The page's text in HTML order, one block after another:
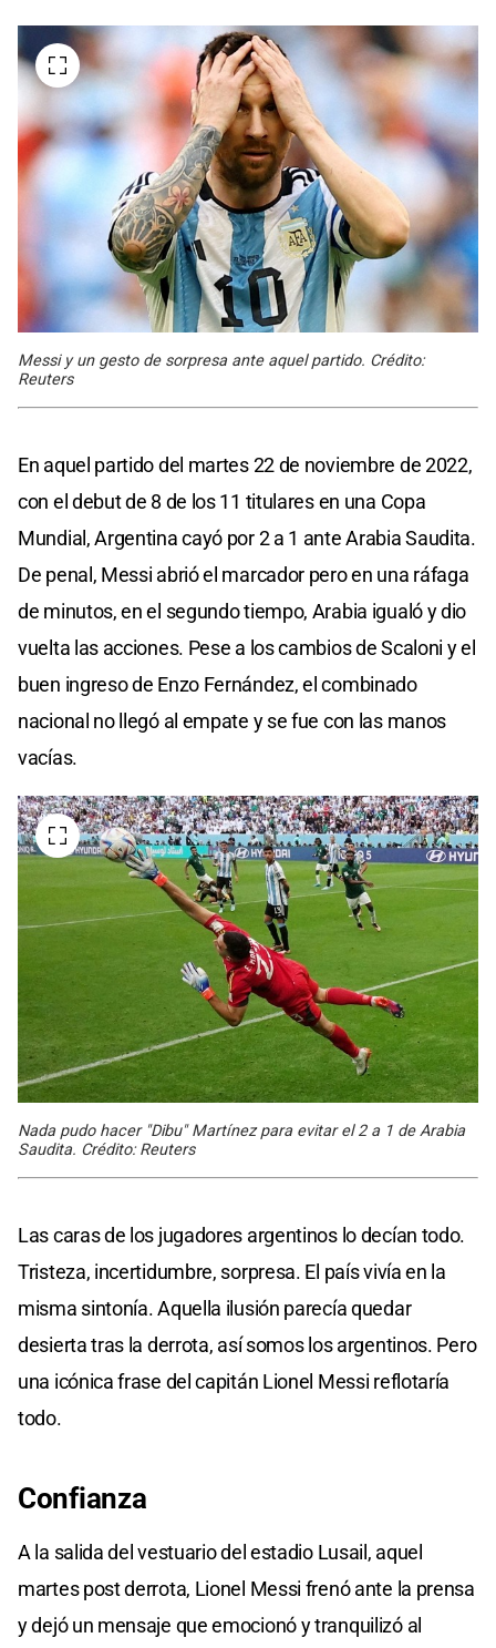
Messi y un gesto de sorpresa ante aquel partido. Crédito:
Reuters
En aquel partido del martes 22 de noviembre de 2022,
con el debut de 8 de los 11 titulares en una Copa
Mundial, Argentina cayó por 2 a 1 ante Arabia Saudita.
De penal, Messi abrió el marcador pero en una ráfaga
de minutos, en el segundo tiempo, Arabia igualó y dio
vuelta las acciones. Pese a los cambios de Scaloni y el
buen ingreso de Enzo Fernández, el combinado
nacional no llegó al empate y se fue con las manos
vacías.
Nada pudo hacer "Dibu" Martínez para evitar el 2 a 1 de Arabia
Saudita. Crédito: Reuters
Las caras de los jugadores argentinos lo decían todo.
Tristeza, incertidumbre, sorpresa. El país vivía en la
misma sintonía. Aquella ilusión parecía quedar
desierta tras la derrota, así somos los argentinos. Pero
una icónica frase del capitán Lionel Messi reflotaría
todo.
Confianza
A la salida del vestuario del estadio Lusail, aquel
martes post derrota, Lionel Messi frenó ante la prensa
y dejó un mensaje que emocionó y tranquilizó al